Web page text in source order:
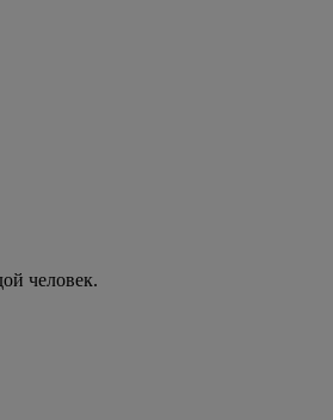
человек.